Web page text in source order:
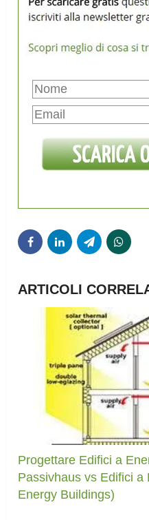
ARTICOLI
Progettare Edifici a
Passivhaus vs Edifici
Energy Buildings)